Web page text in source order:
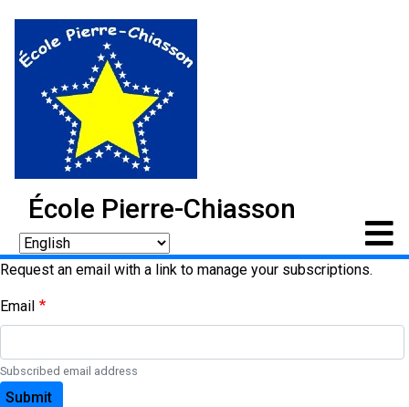
École Pierre-Chiasson
Request an email with a link to manage your subscriptions.
Email
Subscribed email address
Submit